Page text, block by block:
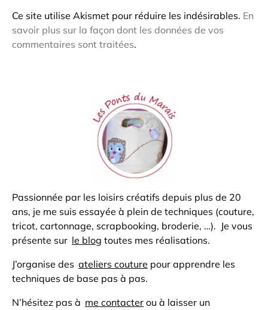
Ce site utilise Akismet pour réduire les indésirables. En
savoir plus sur la façon dont les données de vos
commentaires sont traitées.
Passionnée par les loisirs créatifs depuis plus de 20
ans, je me suis essayée à plein de techniques (couture,
tricot, cartonnage, scrapbooking, broderie, …). Je vous
présente sur le blog toutes mes réalisations.
J’organise des ateliers couture pour apprendre les
techniques de base pas à pas.
N’hésitez pas à me contacter ou à laisser un